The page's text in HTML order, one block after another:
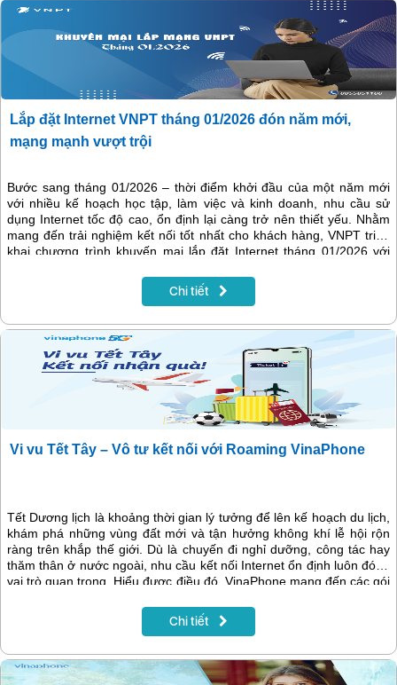
Lắp đặt Internet VNPT tháng 01/2026 đón năm mới,
mạng mạnh vượt trội
Bước sang tháng 01/2026 – thời điểm khởi đầu của một năm mới
với nhiều kế hoạch học tập, làm việc và kinh doanh, nhu cầu sử
dụng Internet tốc độ cao, ổn định lại càng trở nên thiết yếu. Nhằm
mang đến trải nghiệm kết nối tốt nhất cho khách hàng, VNPT triển
khai chương trình khuyến mại lắp đặt Internet tháng 01/2026 với
khách hàng tiết kiệm chi phí mà vẫn tận hưởng đường truyền chất
Chi tiết
Vi vu Tết Tây – Vô tư kết nối với Roaming VinaPhone
Tết Dương lịch là khoảng thời gian lý tưởng để lên kế hoạch du lịch,
khám phá những vùng đất mới và tận hưởng không khí lễ hội rộn
ràng trên khắp thế giới. Dù là chuyến đi nghỉ dưỡng, công tác hay
thăm thân ở nước ngoài, nhu cầu kết nối Internet ổn định luôn đóng
vai trò quan trọng. Hiểu được điều đó, VinaPhone mang đến các gói
ưu, giúp khách hàng an tâm kết nối mọi lúc, mọi nơi trong suốt hành
Chi tiết